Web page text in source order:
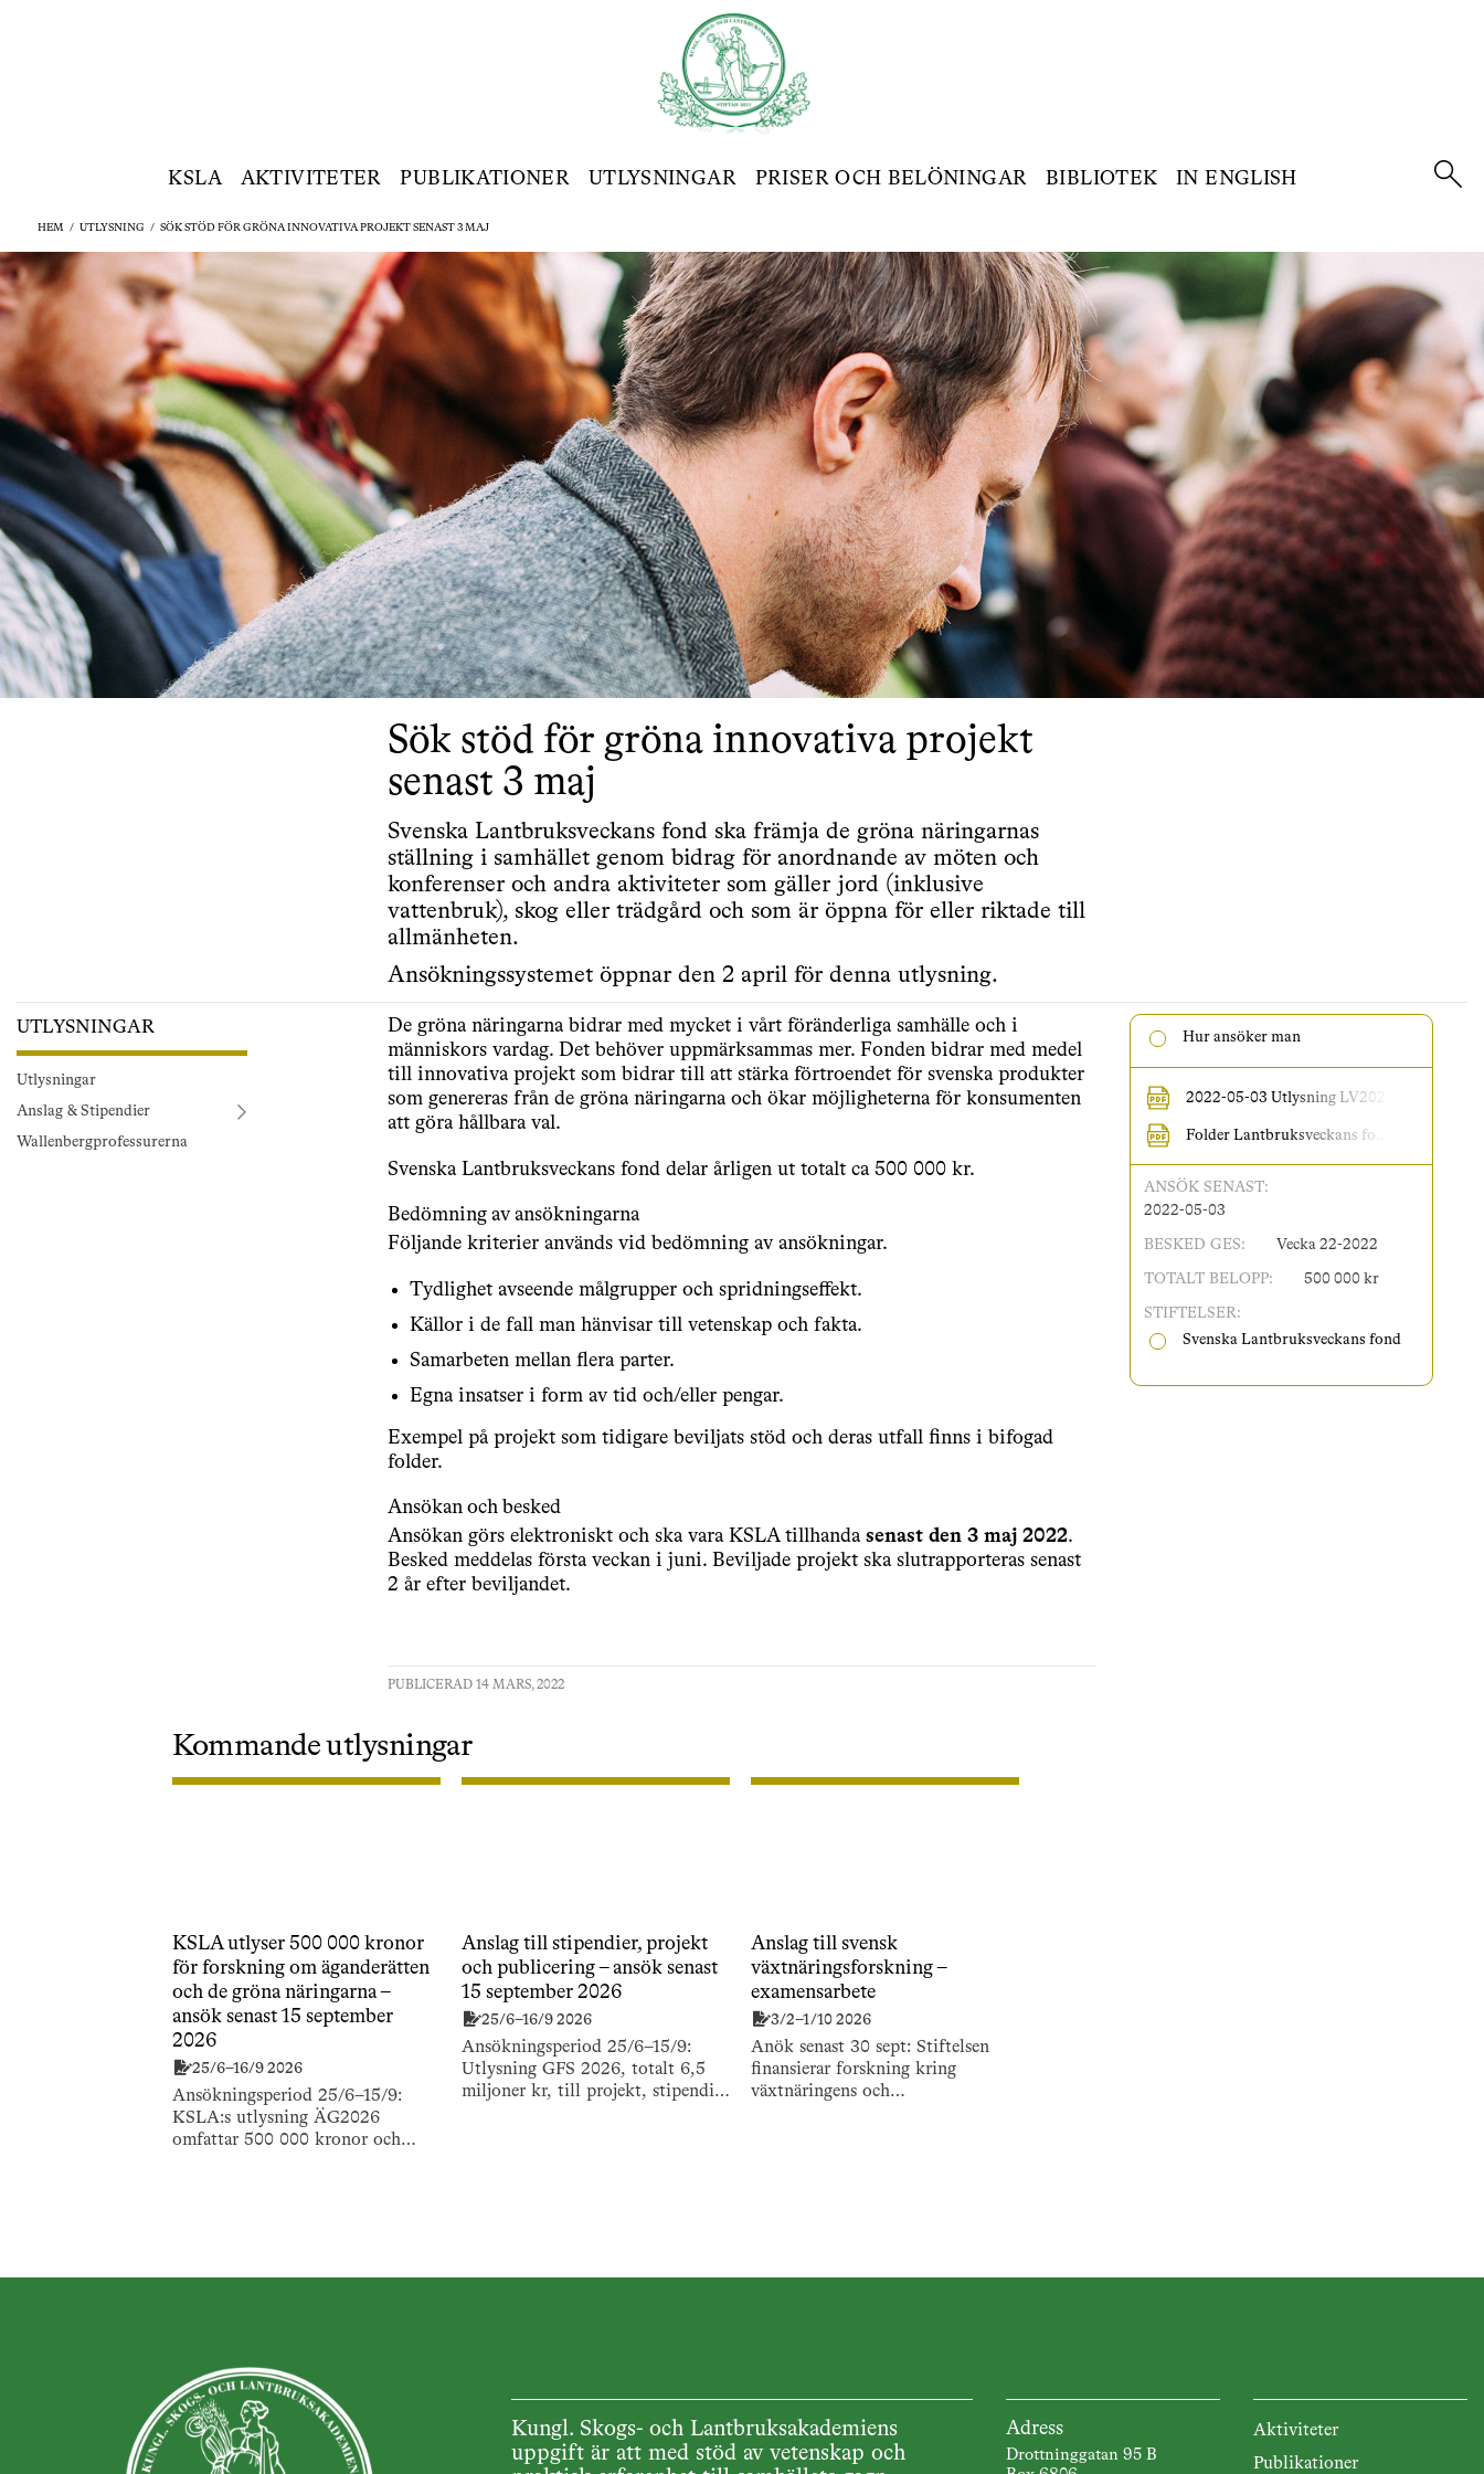
KSLA AKTIVITETER PUBLIKATIONER UTLYSNINGAR PRISER OCH BELÖNINGAR BIBLIOTEK IN ENGLISH
HEM / UTLYSNING / SÖK STÖD FÖR GRÖNA INNOVATIVA PROJEKT SENAST 3 MAJ
Sök stöd för gröna innovativa projekt
senast 3 maj
Svenska Lantbruksveckans fond ska främja de gröna näringarnas
ställning i samhället genom bidrag för anordnande av möten och
konferenser och andra aktiviteter som gäller jord (inklusive
vattenbruk), skog eller trädgård och som är öppna för eller riktade till
allmänheten.
Ansökningssystemet öppnar den 2 april för denna utlysning.
UTLYSNINGAR
Utlysningar
Anslag & Stipendier
Wallenbergprofessurerna
De gröna näringarna bidrar med mycket i vårt föränderliga samhälle och i
människors vardag. Det behöver uppmärksammas mer. Fonden bidrar med medel
till innovativa projekt som bidrar till att stärka förtroendet för svenska produkter
som genereras från de gröna näringarna och ökar möjligheterna för konsumenten
att göra hållbara val.
Svenska Lantbruksveckans fond delar årligen ut totalt ca 500 000 kr.
Bedömning av ansökningarna
Följande kriterier används vid bedömning av ansökningar.
Tydlighet avseende målgrupper och spridningseffekt.
Källor i de fall man hänvisar till vetenskap och fakta.
Samarbeten mellan flera parter.
Egna insatser i form av tid och/eller pengar.
Exempel på projekt som tidigare beviljats stöd och deras utfall finns i bifogad
folder.
Ansökan och besked
Ansökan görs elektroniskt och ska vara KSLA tillhanda senast den 3 maj 2022.
Besked meddelas första veckan i juni. Beviljade projekt ska slutrapporteras senast
2 år efter beviljandet.
PUBLICERAD 14 MARS, 2022
Hur ansöker man
2022-05-03 Utlysning LV202...
Folder Lantbruksveckans fo...
ANSÖK SENAST:
2022-05-03
BESKED GES: Vecka 22-2022
TOTALT BELOPP: 500 000 kr
STIFTELSER:
Svenska Lantbruksveckans fond
Kommande utlysningar
KSLA utlyser 500 000 kronor
för forskning om äganderätten
och de gröna näringarna –
ansök senast 15 september
2026
25/6–16/9 2026
Ansökningsperiod 25/6–15/9:
KSLA:s utlysning ÄG2026
omfattar 500 000 kronor och
Anslag till stipendier, projekt
och publicering – ansök senast
15 september 2026
25/6–16/9 2026
Ansökningsperiod 25/6–15/9:
Utlysning GFS 2026, totalt 6,5
miljoner kr, till projekt, stipendier
Anslag till svensk
växtnäringsforskning –
examensarbete
3/2–1/10 2026
Anök senast 30 sept: Stiftelsen
finansierar forskning kring
växtnäringens och
Kungl. Skogs- och Lantbruksakademiens
uppgift är att med stöd av vetenskap och
Adress
Drottninggatan 95 B
Aktiviteter
Publikationer